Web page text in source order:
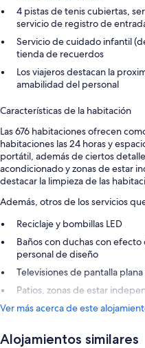
4 pistas de tenis cubiertas,
servicio de registro de
Servicio de cuidado infantil
tienda de recuerdos
Los viajeros destacan la
amabilidad del personal
Características de la habitación
Las 676 habitaciones ofrecen
habitaciones las 24 horas y
portátil, además de ciertos
acondicionado y zonas de estar
destacar la limpieza de las
Además, otros de los servicios
Reciclaje y bombillas LED
Baños con duchas con
personal de diseño
Televisiones de pantalla
Patios, zonas de estar
Ver más acerca de este
Alojamientos similares